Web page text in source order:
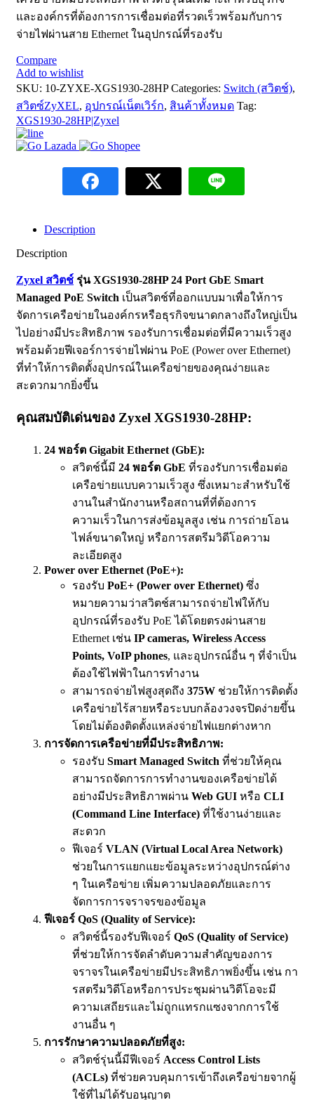
และองค์กรที่ต้องการการเชื่อมต่อที่รวดเร็วพร้อมกับการ
จ่ายไฟผ่านสาย Ethernet ในอุปกรณ์ที่รองรับ
Compare
Add to wishlist
SKU: 10-ZYXE-XGS1930-28HPCategories: Switch (สวิตช์),
สวิตซ์ZyXEL, อุปกรณ์เน็ตเวิร์ก, สินค้าทั้งหมด Tag:
XGS1930-28HP|Zyxel
Description
Description
Zyxel สวิตช์ รุ่น XGS1930-28HP 24 Port GbE Smart
Managed PoE Switch เป็นสวิตช์ที่ออกแบบมาเพื่อให้การ
จัดการเครือข่ายในองค์กรหรือธุรกิจขนาดกลางถึงใหญ่เป็น
ไปอย่างมีประสิทธิภาพ รองรับการเชื่อมต่อที่มีความเร็วสูง
พร้อมด้วยฟีเจอร์การจ่ายไฟผ่าน PoE (Power over Ethernet)
ที่ทำให้การติดตั้งอุปกรณ์ในเครือข่ายของคุณง่ายและ
สะดวกมากยิ่งขึ้น
คุณสมบัติเด่นของ Zyxel XGS1930-28HP:
24 พอร์ต Gigabit Ethernet (GbE):
สวิตช์นี้มี 24 พอร์ต GbE ที่รองรับการเชื่อมต่อ
เครือข่ายแบบความเร็วสูง ซึ่งเหมาะสำหรับใช้
งานในสำนักงานหรือสถานที่ที่ต้องการ
ความเร็วในการส่งข้อมูลสูง เช่น การถ่ายโอน
ไฟล์ขนาดใหญ่ หรือการสตรีมวิดีโอความ
ละเอียดสูง
Power over Ethernet (PoE+):
รองรับ PoE+ (Power over Ethernet) ซึ่ง
หมายความว่าสวิตช์สามารถจ่ายไฟให้กับ
อุปกรณ์ที่รองรับ PoE ได้โดยตรงผ่านสาย
Ethernet เช่น IP cameras, Wireless Access
Points, VoIP phones, และอุปกรณ์อื่น ๆ ที่จำเป็น
ต้องใช้ไฟฟ้าในการทำงาน
สามารถจ่ายไฟสูงสุดถึง 375W ช่วยให้การติดตั้ง
เครือข่ายไร้สายหรือระบบกล้องวงจรปิดง่ายขึ้น
โดยไม่ต้องติดตั้งแหล่งจ่ายไฟแยกต่างหาก
การจัดการเครือข่ายที่มีประสิทธิภาพ:
รองรับ Smart Managed Switch ที่ช่วยให้คุณ
สามารถจัดการการทำงานของเครือข่ายได้
อย่างมีประสิทธิภาพผ่าน Web GUI หรือ CLI
(Command Line Interface) ที่ใช้งานง่ายและ
สะดวก
ฟีเจอร์ VLAN (Virtual Local Area Network)
ช่วยในการแยกแยะข้อมูลระหว่างอุปกรณ์ต่าง
ๆ ในเครือข่าย เพิ่มความปลอดภัยและการ
จัดการการจราจรของข้อมูล
ฟีเจอร์ QoS (Quality of Service):
สวิตช์นี้รองรับฟีเจอร์ QoS (Quality of Service)
ที่ช่วยให้การจัดลำดับความสำคัญของการ
จราจรในเครือข่ายมีประสิทธิภาพยิ่งขึ้น เช่น กา
รสตรีมวิดีโอหรือการประชุมผ่านวิดีโอจะมี
ความเสถียรและไม่ถูกแทรกแซงจากการใช้
งานอื่น ๆ
การรักษาความปลอดภัยที่สูง:
สวิตช์รุ่นนี้มีฟีเจอร์ Access Control Lists
(ACLs) ที่ช่วยควบคุมการเข้าถึงเครือข่ายจากผู้
ใช้ที่ไม่ได้รับอนุญาต